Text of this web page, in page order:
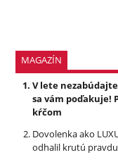
MAGAZÍN
V lete
sa vám poďakuje!
kŕčom
Dovolenka ako
odhalil krutú